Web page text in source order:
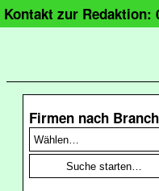
Kontakt zur Redaktion:
Firmen nach